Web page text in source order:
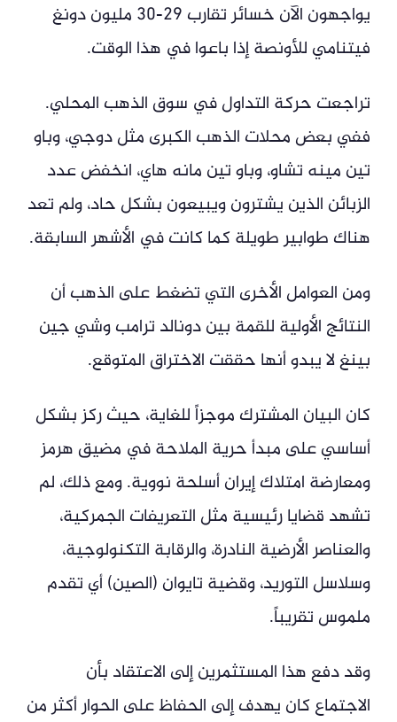
يواجهون الآن خسائر تقارب 29-30 مليون دونغ
فيتنامي للأونصة إذا باعوا في هذا الوقت.
تراجعت حركة التداول في سوق الذهب المحلي.
ففي بعض محلات الذهب الكبرى مثل دوجي، وباو
تين مينه تشاو، وباو تين مانه هاي، انخفض عدد
الزبائن الذين يشترون ويبيعون بشكل حاد، ولم تعد
هناك طوابير طويلة كما كانت في الأشهر السابقة.
ومن العوامل الأخرى التي تضغط على الذهب أن
النتائج الأولية للقمة بين دونالد ترامب وشي جين
بينغ لا يبدو أنها حققت الاختراق المتوقع.
كان البيان المشترك موجزاً للغاية، حيث ركز بشكل
أساسي على مبدأ حرية الملاحة في مضيق هرمز
ومعارضة امتلاك إيران أسلحة نووية. ومع ذلك، لم
تشهد قضايا رئيسية مثل التعريفات الجمركية،
والعناصر الأرضية النادرة، والرقابة التكنولوجية،
وسلاسل التوريد، وقضية تايوان (الصين) أي تقدم
ملموس تقريباً.
وقد دفع هذا المستثمرين إلى الاعتقاد بأن
الاجتماع كان يهدف إلى الحفاظ على الحوار أكثر من